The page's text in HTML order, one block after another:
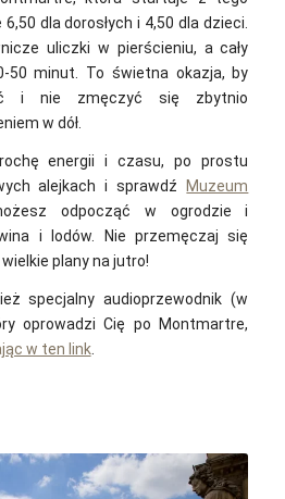
dla dorosłych i 4,50 dla dzieci.
uliczki w pierścieniu, a cały
50 minut. To świetna okazja, by
i nie zmęczyć się zbytnio
w dół.
energii i czasu, po prostu
alejkach i sprawdź
Muzeum
odpocząć w ogrodzie i
i lodów. Nie przemęczaj się
plany na jutro!
specjalny audioprzewodnik (w
oprowadzi Cię po Montmartre,
w ten link.